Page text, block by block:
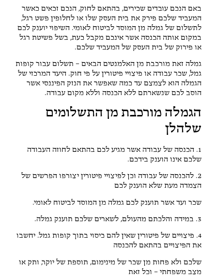
באם הנכם עובדים שכירים, בהתאם לחוק, הנכם זכאים כאשר
המעביד שלכם פירק את בית העסק שלו או לחלופין פשט רגל,
לתשלום של גמלה מן המוסד לביטוח לאומי. השיפוי יוענק לכם
במקום אותה הכנסה אשר אינכם מקבל כעת, בשל פשיטת רגל
או פירוק של בית העסק של המעביד שלכם.
גמלה זאת מורכבת מן האלמנטים הבאים – תשלום עבור קופות
גמל, שכר עבודה או פיצויי פיטורין על פי חוק. היעד המרכזי של
הגמלה הוא לצמצם עד כמה שאפשר את הנזק הפיננסי אשר
הוסב לכם שנשארתם ללא הכנסה וללא מקום עבודה.
הגמלה מורכבת מן התשלומים
שלהלן
1. הכנסה של עבודה אשר מגיע לכם בהתאם לחוזה העבודה
שלכם אינו הוענק בידכם.
2. להכנסה של עבודה וכן לפיצויי פיטורין יצורפו הפרשים של
הצמדה מעת שלא הוענק לכם
שכר ועד אשר תוענק לכם גמלה מן המוסד לביטוח לאומי.
3. במידה והלכתם מהעולם, לשארים שלכם תוענק גמלה.
4. פיצויים של פיטורין שאין להם כיסוי בתוך קופות גמל. יחשבו
את הפיצויים בהתאם להכנסה
שלכם ולא פחות מן שכר של מינימום, תוספת של יוקר, ותק או
מצב משפחתי – וכל זאת